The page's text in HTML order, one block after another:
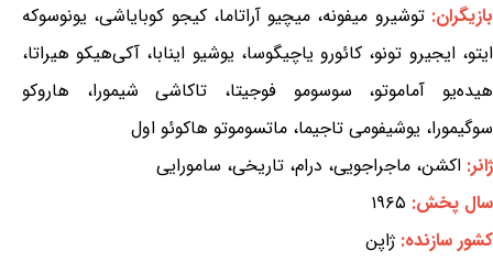
بازیگران:توشیرو میفونه، میچیو آراتاما، کیجو کوبایاشی، یونوسوکه
ایتو، ایجیرو تونو، کائورو یاچیگوسا، یوشیو اینابا، آکی‌هیکو هیراتا،
هیده‌یو آماموتو، سوسومو فوجیتا، تاکاشی شیمورا، هاروکو
سوگیمورا، یوشیفومی تاجیما، ماتسوموتو هاکوئو اول
ژانر: اکشن، ماجراجویی، درام، تاریخی، سامورایی
سال پخش: ۱۹۶۵
کشور سازنده: ژاپن